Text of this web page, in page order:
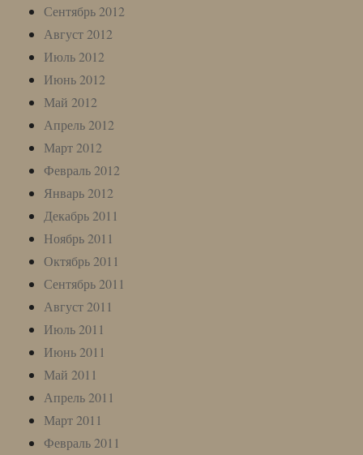
Сентябрь 2012
Август 2012
Июль 2012
Июнь 2012
Май 2012
Апрель 2012
Март 2012
Февраль 2012
Январь 2012
Декабрь 2011
Ноябрь 2011
Октябрь 2011
Сентябрь 2011
Август 2011
Июль 2011
Июнь 2011
Май 2011
Апрель 2011
Март 2011
Февраль 2011